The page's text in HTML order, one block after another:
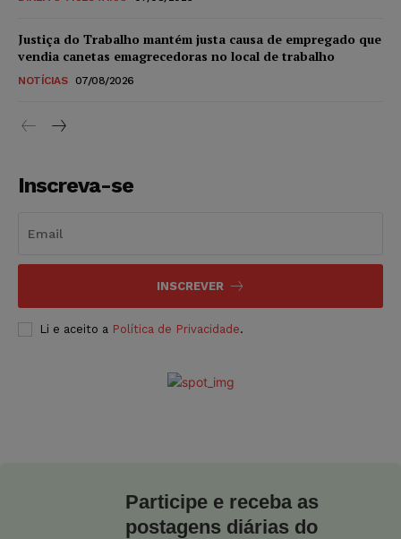
Justiça do Trabalho mantém justa causa de empregado que
vendia canetas emagrecedoras no local de trabalho
NOTÍCIAS 07/08/2026
Inscreva-se
INSCREVER
Li e aceito a Política de Privacidade.
Participe e receba as
postagens diárias do